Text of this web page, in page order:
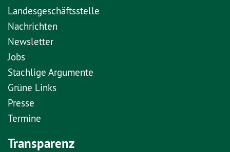
Landesgeschäftsstelle
Nachrichten
Newsletter
Jobs
Stachlige Argumente
Grüne Links
Presse
Termine
Transparenz